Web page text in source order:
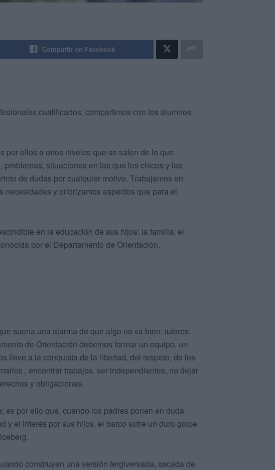
Compartir en Facebook
cualificados. compartimos con los alumnos
por ellos a otros niveles que se salen de lo que
situaciones en las que los chicos y las
de dudas por cualquier motivo. Trabajamos en
y priorizamos aspectos que para el
en la educación de sus hijos: la familia, el
por el Departamento de Orientación.
suena una alarma de que algo no va bien: tutores,
de Orientación debemos formar un equipo, un
lleve a la conquista de la libertad, del respeto, de los
, encontrar trabajos, ser independientes, no dejar
y obligaciones.
es por ello que, cuando los padres ponen en duda
y el interés por sus hijos, el barco sufre un duro golpe
construyen una versión tergiversada, sacada de